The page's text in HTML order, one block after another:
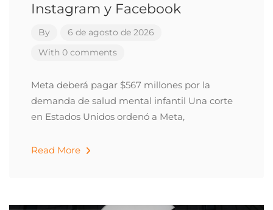
Instagram y Facebook
By
6 de agosto de 2026
With 0 comments
Meta deberá pagar $567 millones por la
demanda de salud mental infantil Una corte
en Estados Unidos ordenó a Meta,
Read More